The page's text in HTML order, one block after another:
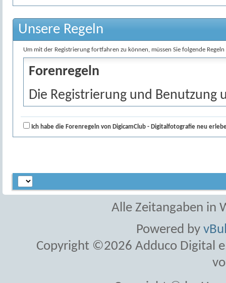
Unsere Regeln
Um mit der Registrierung fortfahren zu können, müssen Sie folgende
Forenregeln
Die Registrierung und Benutzung
Kästchen, dass Sie unsere
Allgemeines
Der Inhaber und Betreiber des
genannt - im Board durch die
unter dem Hauptdomainnamen
Webangebot im Rahmen einer
Ich habe die Forenregeln von DigicamClub - Digitalfotografie neu
Alle Zeitangaben in
Powered by
Copyright ©2026 Adduco Digital